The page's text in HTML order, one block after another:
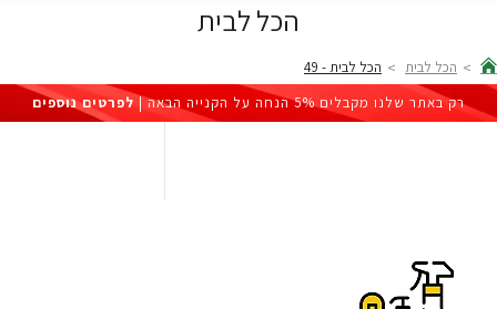
הכל לבית
home
הכל לבית
הכל לבית - 49
רק באתר שלנו מקבלים 5% הנחה על הקנייה הבאה |
לפרטים נוספים